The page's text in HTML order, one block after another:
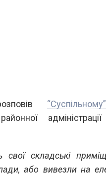
“Суспільному”
свої складські
або вивезли на